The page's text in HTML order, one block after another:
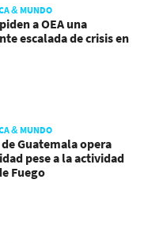
& MUNDO
a OEA una
escalada de crisis en
& MUNDO
Guatemala opera
pese a la actividad
Fuego